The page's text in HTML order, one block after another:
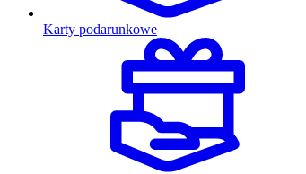
Karty podarunkowe